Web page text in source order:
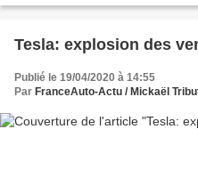
Tesla: explosion des
Publié le 19/04/2020 à 14:55
Par FranceAuto-Actu / Mickaël